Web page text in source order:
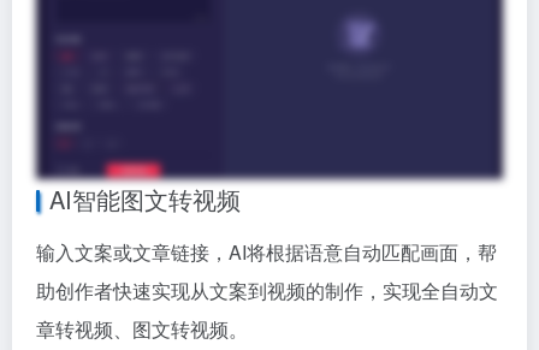
AI智能图文转视频
输入文案或文章链接，AI将根据语意自动匹配画面，帮
助创作者快速实现从文案到视频的制作，实现全自动文
章转视频、图文转视频。